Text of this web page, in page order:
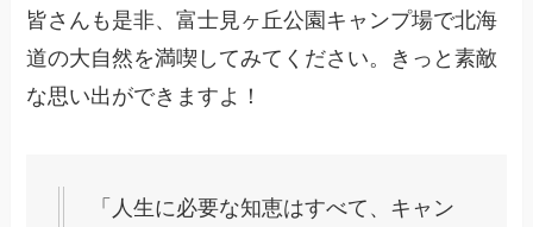
皆さんも是非、富士見ヶ丘公園キャンプ場で北海
道の大自然を満喫してみてください。きっと素敵
な思い出ができますよ！
「人生に必要な知恵はすべて、キャン